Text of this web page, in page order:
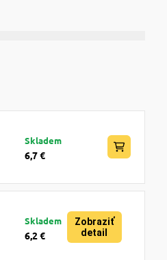
Skladem
6,7 €
Skladem
6,2 €
Zobraziť
detail